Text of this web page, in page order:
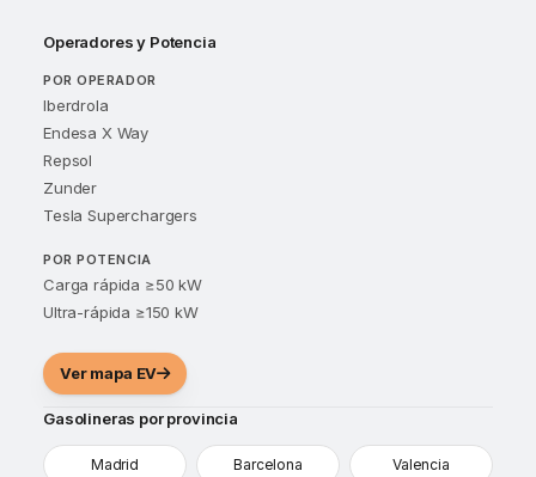
Operadores y Potencia
POR OPERADOR
Iberdrola
Endesa X Way
Repsol
Zunder
Tesla Superchargers
POR POTENCIA
Carga rápida ≥50 kW
Ultra-rápida ≥150 kW
Ver mapa EV
Gasolineras por provincia
Madrid Barcelona Valencia